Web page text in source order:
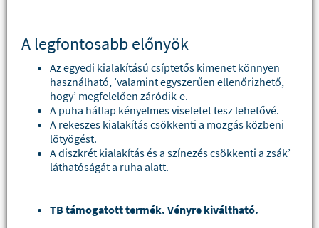
A legfontosabb előnyök
Az egyedi kialakítású csíptetős kimenet könnyen
használható, ’valamint egyszerűen ellenőrizhető,
hogy’ megfelelően záródik-e.
A puha hátlap kényelmes viseletet tesz lehetővé.
A rekeszes kialakítás csökkenti a mozgás közbeni
lötyögést.
A diszkrét kialakítás és a színezés csökkenti a zsák’
láthatóságát a ruha alatt.
TB támogatott termék. Vényre kiváltható.